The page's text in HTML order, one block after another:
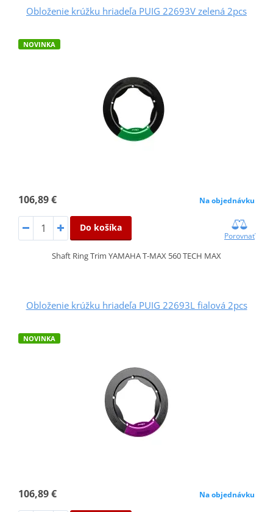
Obloženie krúžku hriadeľa PUIG 22693V zelená 2pcs
NOVINKA
106,89 € Na objednávku
Do košíka
Porovnať
Shaft Ring Trim YAMAHA T-MAX 560 TECH MAX
Obloženie krúžku hriadeľa PUIG 22693L fialová 2pcs
NOVINKA
106,89 € Na objednávku